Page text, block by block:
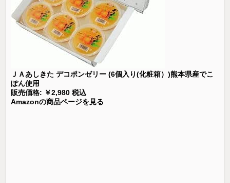
ＪＡあしきた デコポンゼリー (6個入り(化粧箱）)熊本県産でこ
ぽん使用
販売価格: ￥2,980 税込
Amazonの商品ページを見る